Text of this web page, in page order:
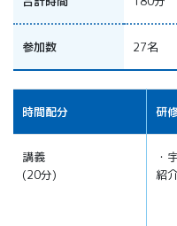
参加数 27名
時間配分 研
講義
(20分)
・
紹